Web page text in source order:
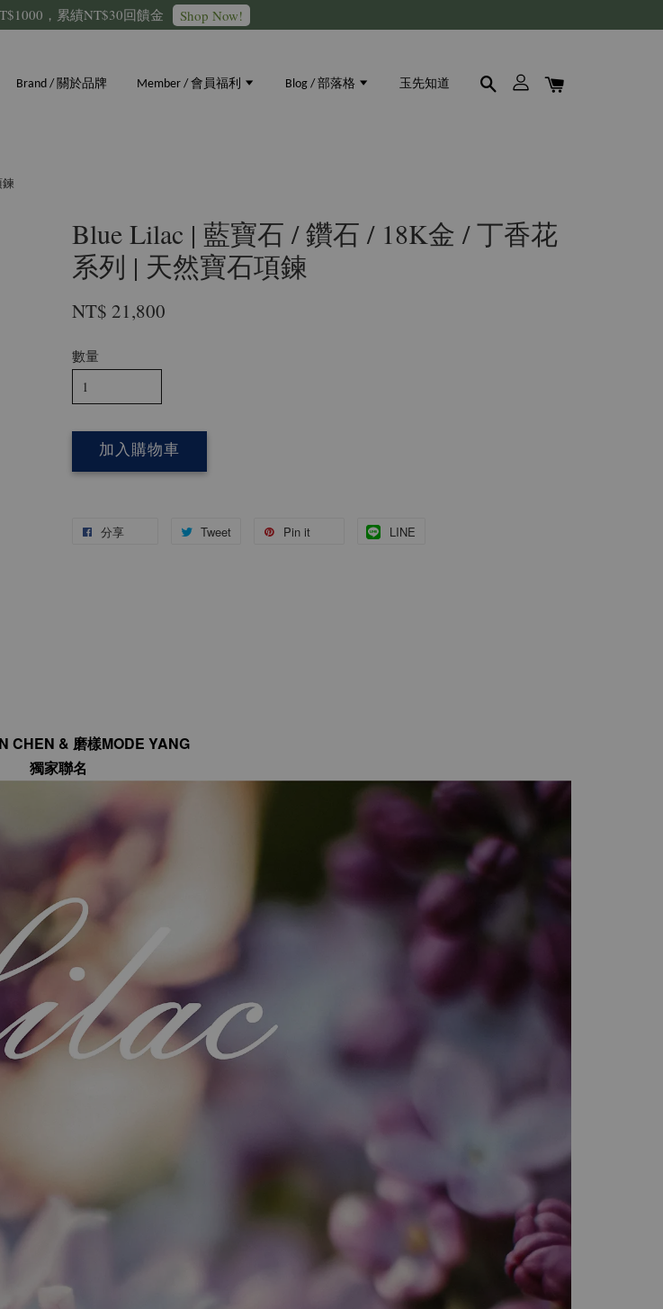
，累績NT$30回饋金 Shop Now!
Brand / 關於品牌 Member / 會員福利 Blog / 部落格 玉先知道
Blue Lilac | 藍寶石 / 鑽石 / 18K金 / 丁香花
系列 | 天然寶石項鍊
NT$ 21,800
數量
加入購物車
分享 Tweet Pin it LINE
CHEN & 磨樣MODE YANG
獨家聯名